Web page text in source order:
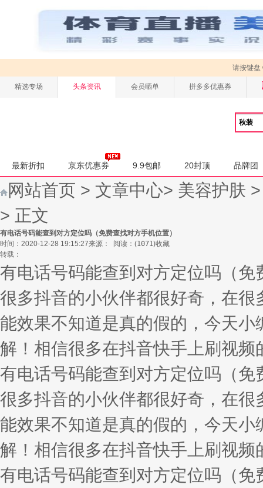
请按键盘
精选专场 头条资讯 会员晒单 拼多多优惠券
最新折扣 京东优惠券 9.9包邮 20封顶 品牌团
网站首页 > 文章中心> 美容护肤
> 正文
有电话号码能查到对方定位吗（免费查找对方手机位置）
时间：2020-12-28 19:15:27来源： 阅读： (1071)收藏
转载：
有电话号码能查到对方定位吗（
很多抖音的小伙伴都很好奇，在
能效果不知道是真的假的，今天
解！相信很多在抖音快手上刷视
有电话号码能查到对方定位吗（
很多抖音的小伙伴都很好奇，在
能效果不知道是真的假的，今天
解！相信很多在抖音快手上刷视
有电话号码能查到对方定位吗（免